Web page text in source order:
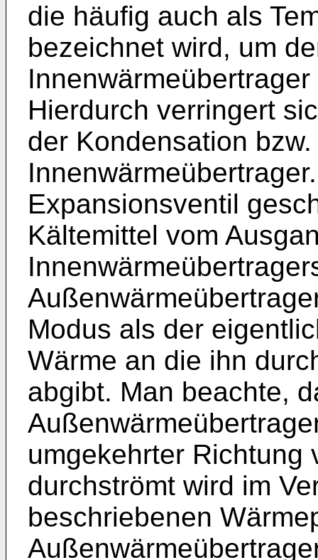
die häufig auch als
bezeichnet wird, um
Hierdurch verringert
der Kondensation
Expansionsventil
Kältemittel vom
Modus als der
Wärme an die ihn
abgibt. Man beachte,
umgekehrter Richtung
durchströmt wird im
beschriebenen